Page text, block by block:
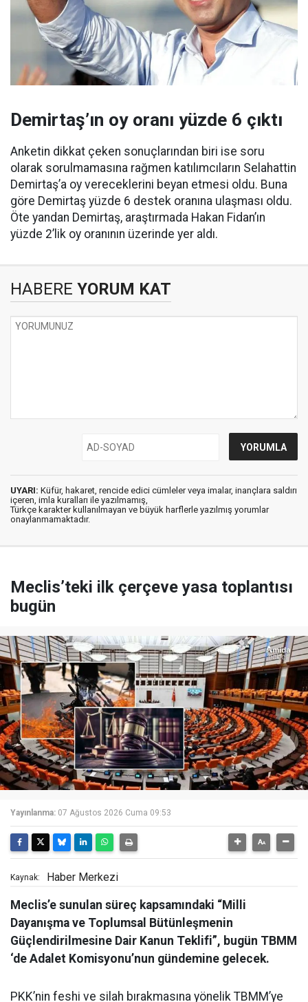
Demirtaş’ın oy oranı yüzde 6 çıktı
Anketin dikkat çeken sonuçlarından biri ise soru
olarak sorulmamasına rağmen katılımcıların Selahattin
Demirtaş’a oy vereceklerini beyan etmesi oldu. Buna
göre Demirtaş yüzde 6 destek oranına ulaşması oldu.
Öte yandan Demirtaş, araştırmada Hakan Fidan’ın
yüzde 2’lik oy oranının üzerinde yer aldı.
HABERE YORUM KAT
UYARI: Küfür, hakaret, rencide edici cümleler veya imalar, inançlara saldırı
içeren, imla kuralları ile yazılmamış,
Türkçe karakter kullanılmayan ve büyük harflerle yazılmış yorumlar
onaylanmamaktadır.
Meclis’teki ilk çerçeve yasa toplantısı
bugün
Yayınlanma: 07 Ağustos 2026 Cuma 09:53
Kaynak: Haber Merkezi
Meclis’e sunulan süreç kapsamındaki “Milli
Dayanışma ve Toplumsal Bütünleşmenin
Güçlendirilmesine Dair Kanun Teklifi”, bugün TBMM
‘de Adalet Komisyonu’nun gündemine gelecek.
PKK’nin feshi ve silah bırakmasına yönelik TBMM’ye